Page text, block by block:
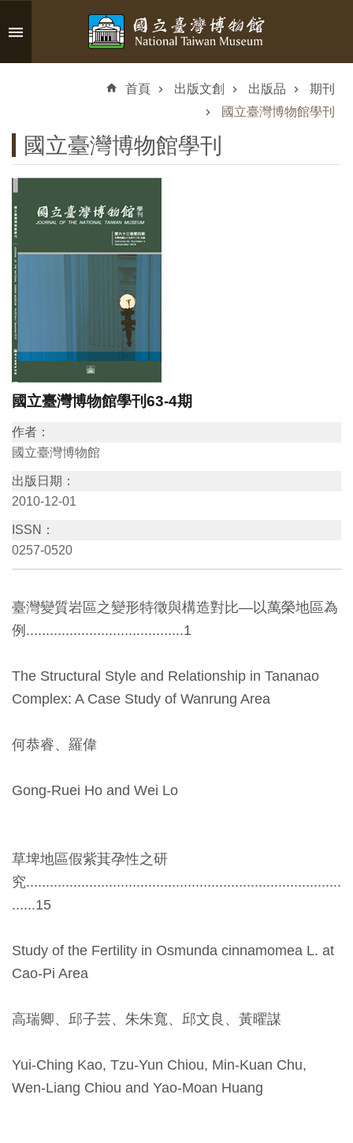
跳到主要內容區塊
認
識
臺
博
參
觀
資
訊
展
覽
訊
教
動
版
文
藏
便
民
務
府
開
資
首頁 出版文創 出版品
期刊
國立臺灣博物館學刊
國立臺灣博物館學刊
國立臺灣博物館學刊63-4期
作者：
國立臺灣博物館
出版日期：
2010-12-01
ISSN：
0257-0520
臺灣變質岩區之變形特徵與構造對比—以萬榮地區為
例........................................1
The Structural Style and Relationship in Tananao
Complex: A Case Study of Wanrung Area
何恭睿、羅偉
Gong-Ruei Ho and Wei Lo
草埤地區假紫萁孕性之研
究................................................................................
......15
Study of the Fertility in Osmunda cinnamomea L. at
Cao-Pi Area
高瑞卿、邱子芸、朱朱寬、邱文良、黃曜謀
Yui-Ching Kao, Tzu-Yun Chiou, Min-Kuan Chu,
Wen-Liang Chiou and Yao-Moan Huang